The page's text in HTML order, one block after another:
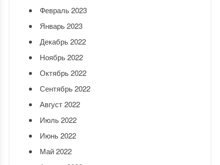
Февраль 2023
Январь 2023
Декабрь 2022
Ноябрь 2022
Октябрь 2022
Сентябрь 2022
Август 2022
Июль 2022
Июнь 2022
Май 2022